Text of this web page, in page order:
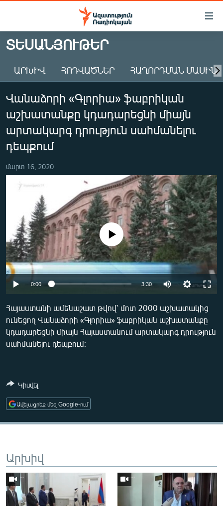
Մատչելիության
Անցնել
հիմնական
Անցնել
հիմնական
մենյուին
Որոնում
ԱԶԱՏՈՒԹՅՈՒՆ TV
ՀԱՅԱՍՏԱՆ
ԸՆՏՐՈՒԹՅՈՒՆՆԵՐ 2026
ԻՐԱՎՈՒՆՔ
ՀԱՍԱՐԱԿՈՒԹՅՈՒՆ
ՂԱՐԱԲԱՂ
ՊԱՏԵՐԱԶՄԻ 6 ՇԱԲԱԹՆԵՐԸ
ՏԱՐԱԾԱՇՐՋԱՆ
ՄԻՋԱԶԳԱՅԻՆ
ՄՇԱԿՈՒՅԹ
ՍՊՈՐՏ
ՄԵԿՆԱԲԱՆՈՒԹՅՈՒՆ
ՏՏ ԵՒ ԻՆՏԵՐՆԵՏ
ԿՈՐՈՆԱՎԻՐՈՒՍ
ԱՐԽԻՎ
ՁԳՏԵԼՈՎ ԼԱՎԱԳՈՒՅՆԻՆ
ՓՈԴՔԱՍԹ
English
Русский
ՀԵՏԵՎԵՔ ՄԵԶ
ՏԵՍԱՆՅՈՒԹԵՐ
ԱՐԽԻՎ ՀՈԴՎԱԾՆԵՐ ՀԱՂՈՐԴՄԱՆ ՄԱՍԻՆ
Վանաձորի «Գլորիա» ֆաբրիկան
աշխատանքը կդադարեցնի միայն
արտակարգ դրություն սահմանելու
դեպքում
մարտ 16, 2020
No media source currently available
0:00 3:30
360p
404p
Հայաստանի ամենաշատ թվով՝ մոտ 2000 աշխատակից
ունեցող Վանաձորի «Գլորիա» ֆաբրիկան աշխատանքը
կդադարեցնի միայն Հայաստանում արտակարգ դրություն
սահմանելու դեպքում։
Կիսվել
Ավելացրեք մեզ Google-ում
Արխիվ